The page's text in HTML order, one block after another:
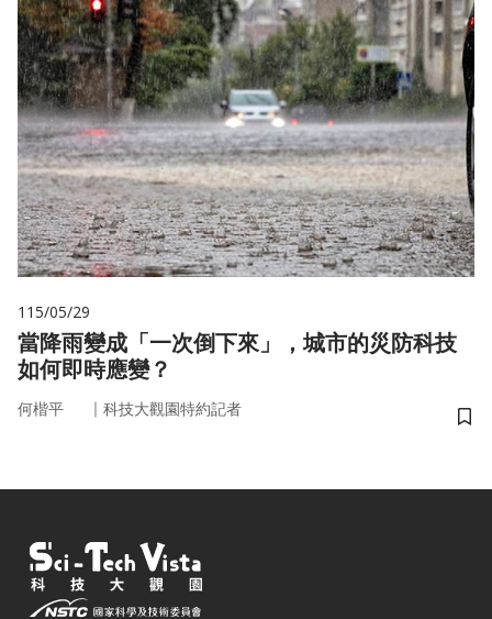
115/05/29
當降雨變成「一次倒下來」，城市的災防科技
如何即時應變？
何楷平 ｜ 科技大觀園特約記者
儲